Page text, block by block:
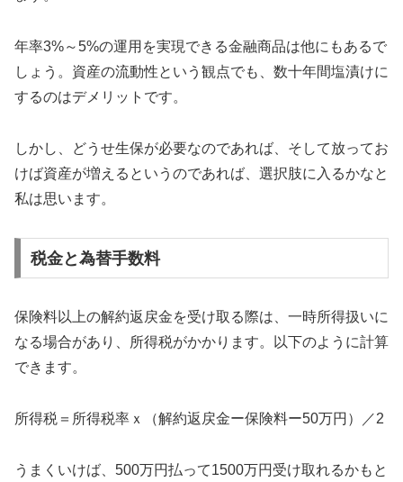
年率3%～5%の運用を実現できる金融商品は他にもあるで
しょう。資産の流動性という観点でも、数十年間塩漬けに
するのはデメリットです。
しかし、どうせ生保が必要なのであれば、そして放ってお
けば資産が増えるというのであれば、選択肢に入るかなと
私は思います。
税金と為替手数料
保険料以上の解約返戻金を受け取る際は、一時所得扱いに
なる場合があり、所得税がかかります。以下のように計算
できます。
所得税＝所得税率ｘ（解約返戻金ー保険料ー50万円）／2
うまくいけば、500万円払って1500万円受け取れるかもと